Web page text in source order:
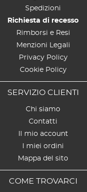
Spedizioni
Richiesta di recesso
Rimborsi e Resi
Menzioni Legali
Privacy Policy
Cookie Policy
SERVIZIO CLIENTI
Chi siamo
Contatti
Il mio account
I miei ordini
Mappa del sito
COME TROVARCI